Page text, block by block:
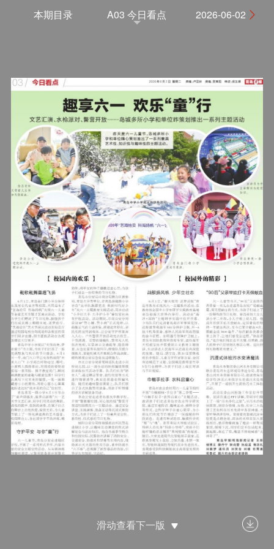
滑动查看下一版
本期目录 A03 今日看点 2026-06-02